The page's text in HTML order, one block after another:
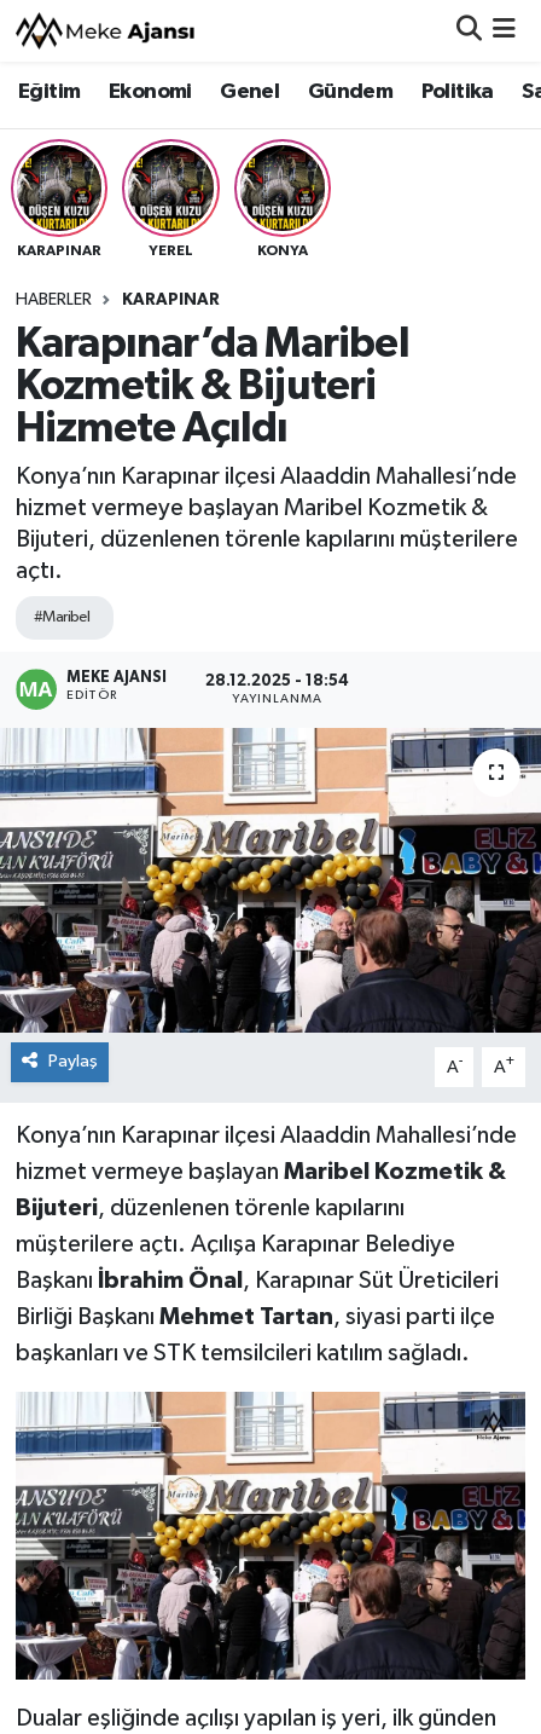
Eğitim Ekonomi Genel Gündem Politika
KARAPINAR YEREL KONYA
HABERLER KARAPINAR
Karapınar’da Maribel
Kozmetik & Bijuteri
Hizmete Açıldı
Konya’nın Karapınar ilçesi Alaaddin Mahallesi’nde
hizmet vermeye başlayan Maribel Kozmetik &
Bijuteri, düzenlenen törenle kapılarını müşterilere
açtı.
#Maribel
MEKE AJANSI
EDITÖR
28.12.2025 - 18:54
YAYINLANMA
Paylaş A- A+
Konya’nın Karapınar ilçesi Alaaddin Mahallesi’nde
hizmet vermeye başlayan Maribel Kozmetik &
Bijuteri, düzenlenen törenle kapılarını
müşterilere açtı. Açılışa Karapınar Belediye
Başkanı
İbrahim Önal , Karapınar Süt Üreticileri
Birliği Başkanı Mehmet Tartan, siyasi parti ilçe
başkanları ve STK temsilcileri katılım sağladı.
Dualar eşliğinde açılışı yapılan iş yeri, ilk günden
Eğitim
Ekonomi
Genel
Politika
Sağlık
Nöbetçi Eczaneler
Hava Durumu
Namaz Vakitleri
Süper Lig Puan Durumu ve Fikstür
Tüm Manşetler
Haber Arşivi